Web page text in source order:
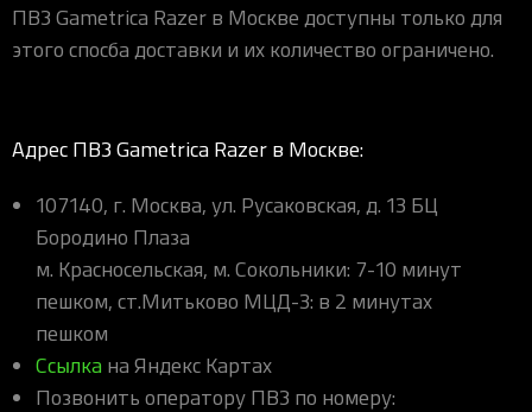
ПВЗ Gametrica Razer в Москве доступны только для
этого спосба доставки и их количество ограничено.
Адрес ПВЗ Gametrica Razer в Москве:
107140, г. Москва, ул. Русаковская, д. 13 БЦ
Бородино Плаза
м. Красносельская, м. Сокольники: 7-10 минут
пешком, ст.Митьково МЦД-3: в 2 минутах
пешком
Ссылка на Яндекс Картах
Позвонить оператору ПВЗ по номеру: